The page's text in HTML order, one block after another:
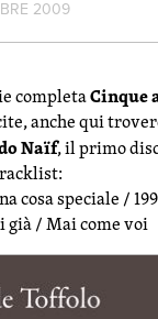
2009
completaCinque
anche qui
Naïf, il primo
cosa speciale /
già / Mai come voi